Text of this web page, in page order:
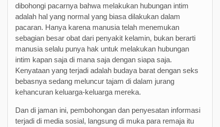
dibohongi pacarnya bahwa melakukan hubungan intim
adalah hal yang normal yang biasa dilakukan dalam
pacaran. Hanya karena manusia telah menemukan
sebagian besar obat dari penyakit kelamin, bukan berarti
manusia selalu punya hak untuk melakukan hubungan
intim kapan saja di mana saja dengan siapa saja.
Kenyataan yang terjadi adalah budaya barat dengan seks
bebasnya sedang meluncur tajam di dalam jurang
kehancuran keluarga-keluarga mereka.
Dan di jaman ini, pembohongan dan penyesatan informasi
terjadi di media sosial, langsung di muka para remaja itu